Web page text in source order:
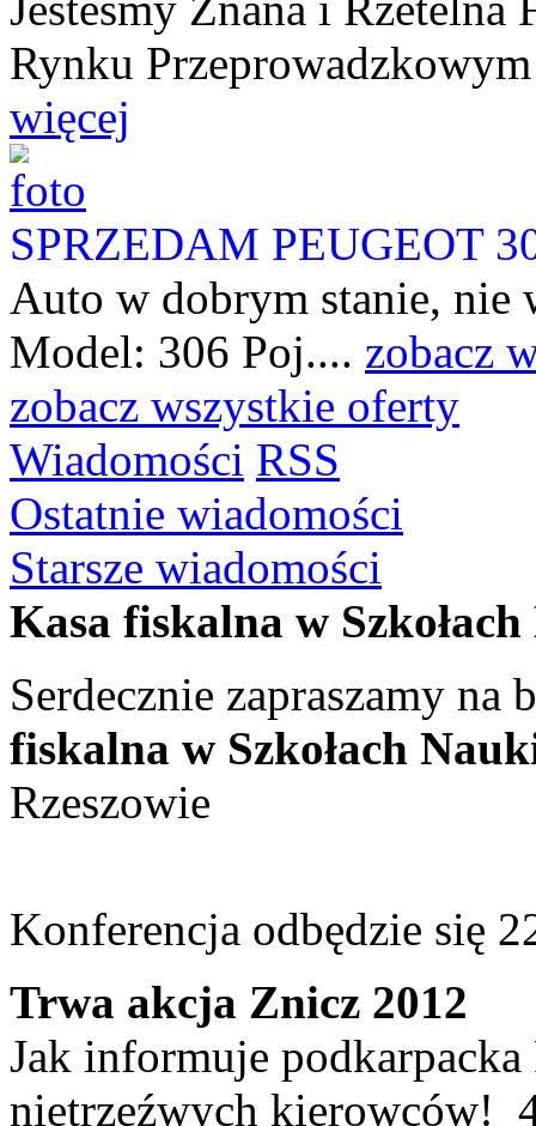
Rynku
więcej
SPRZEDAM PEUGEOT
Auto w dobrym stanie, nie
Model: 306 Poj.... zobacz
zobacz wszystkie oferty
Wiadomości RSS
Ostatnie wiadomości
Starsze wiadomości
Kasa fiskalna w
Serdecznie zapraszamy na
fiskalna w Szkołach
Rzeszowie
Konferencja odbędzie się
Trwa akcja Znicz 2012
Jak informuje
nietrzeźwych kierowców!